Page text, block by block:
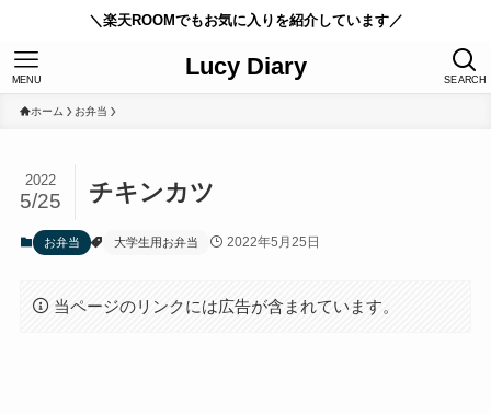
＼楽天ROOMでもお気に入りを紹介しています／
Lucy Diary SEARCH
MENU
ホーム お弁当
チキンカツ
2022
5/25
お弁当 大学生用お弁当 2022年5月25日
当ページのリンクには広告が含まれています。